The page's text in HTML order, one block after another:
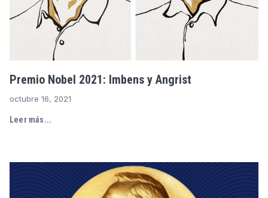
Premio Nobel 2021: Imbens y Angrist
octubre 16, 2021
Leer más...